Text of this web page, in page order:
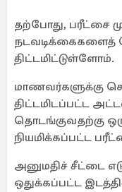
தற்போது, ​​பரீட்சை
திட்டமிட்டுள்ளோம்.
மாணவர்களுக்கு
திட்டமிடப்பட்ட
தொடங்குவதற்கு
நியமிக்கப்பட்ட
அனுமதிச் சீட்டை
ஒதுக்கப்பட்ட